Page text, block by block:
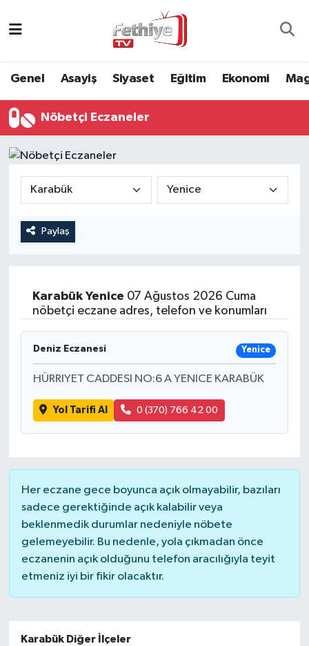
Genel Asayiş Siyaset Eğitim Ekonomi
Nöbetçi Eczaneler
Paylaş
Karabük Yenice 07 Ağustos 2026 Cuma
nöbetçi eczane adres, telefon ve konumları
Deniz Eczanesi Yenice
HÜRRIYET CADDESI NO:6 A YENICE KARABÜK
Yol Tarifi Al 0 (370) 766 42 00
Her eczane gece boyunca açık olmayabilir, bazıları
sadece gerektiğinde açık kalabilir veya
beklenmedik durumlar nedeniyle nöbete
gelemeyebilir. Bu nedenle, yola çıkmadan önce
eczanenin açık olduğunu telefon aracılığıyla teyit
etmeniz iyi bir fikir olacaktır.
Karabük Diğer İlçeler
Asayiş
Eğitim
Ekonomi
Kültür
Spor
Turizm
Muğla Hava Durumu
Muğla Namaz Vakitleri
Muğla Trafik Yoğunluk Haritası
Süper Lig Puan Durumu ve Fikstür
Tüm Manşetler
Haber Arşivi